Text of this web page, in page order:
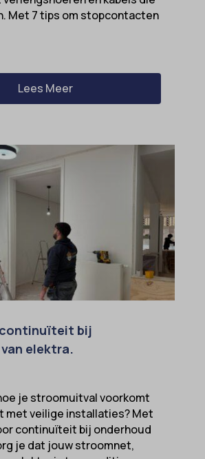
Met 7 tips om stopcontacten
Lees Meer
bij
elektra.
je stroomuitval voorkomt
met veilige installaties? Met
continuïteit bij onderhoud
je dat jouw stroomnet,